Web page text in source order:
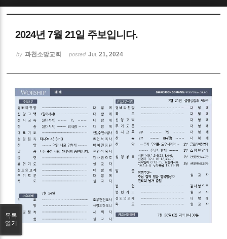
2024년 7월 21일 주보입니다.
by 과천소망교회 posted Jul 21, 2024
목록
열기
Sketchbook5, 스케치북5
Sketchbook5, 스케치북5